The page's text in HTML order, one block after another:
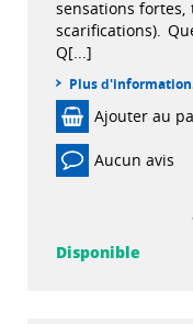
sensations
scarifications).
Q[...]
Plus
Ajouter au
Aucun avis
Disponible